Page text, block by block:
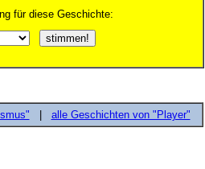
für diese Geschichte:
alle Geschichten von "Player"